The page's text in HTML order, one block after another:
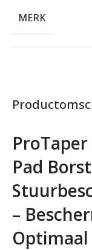
Pad
–
MERK